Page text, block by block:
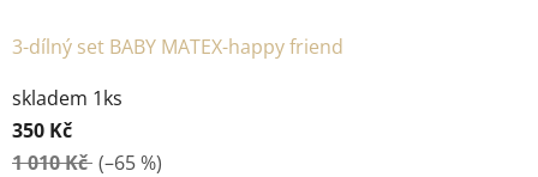
3-dílný set BABY MATEX-happy friend
skladem 1ks
350 Kč
1 010 Kč (–65 %)